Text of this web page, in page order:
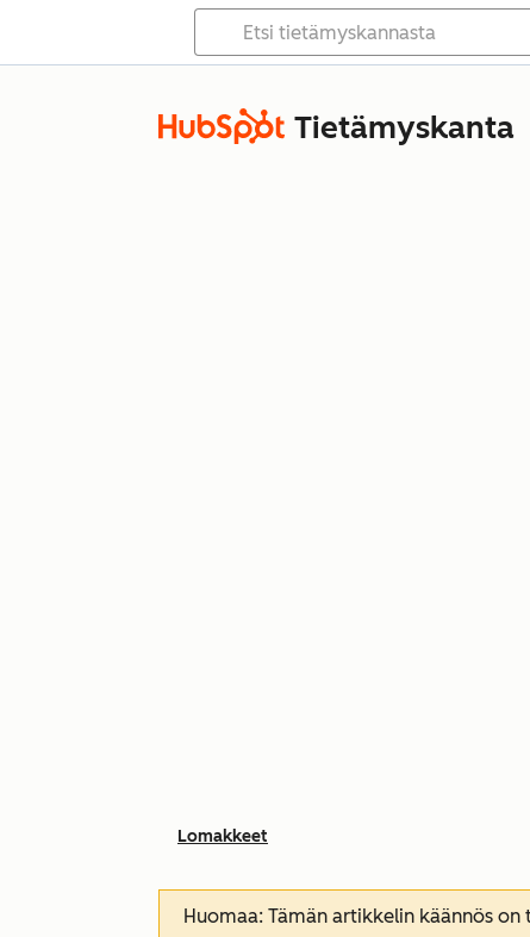
Tietämyskanta
Lomakkeet
Huomaa: Tämän artikkelin käännös